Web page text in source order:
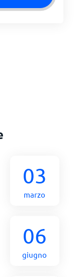
03
marzo
06
giugno